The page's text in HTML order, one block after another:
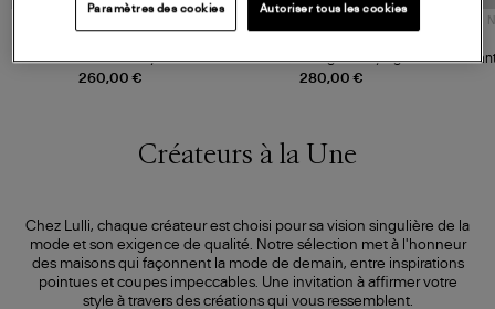
260,00 €
Short Lee Navy
280,00 €
Robe Mi-Longue Joey Light
Blue
Créateurs à la Une
Chez Lulli, chaque créateur est choisi pour sa vision singulière de la
mode et son exigence de qualité. Notre sélection met à l'honneur
des maisons qui façonnent la mode de demain, entre inspirations
pointues et coupes impeccables. Une invitation à affirmer votre
style à travers des créations qui vous ressemblent.
Paramètres des cookies Autoriser tous les cookies